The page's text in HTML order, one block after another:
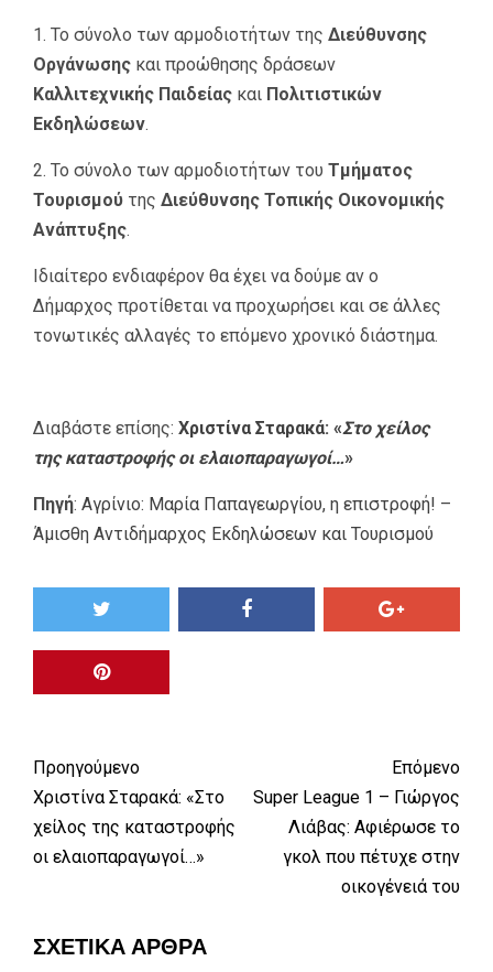
1. Το σύνολο των αρμοδιοτήτων της Διεύθυνσης
Οργάνωσης και προώθησης δράσεων
Καλλιτεχνικής Παιδείας και Πολιτιστικών
Εκδηλώσεων.
2. Το σύνολο των αρμοδιοτήτων του Τμήματος
Τουρισμού της Διεύθυνσης Τοπικής Οικονομικής
Ανάπτυξης.
Ιδιαίτερο ενδιαφέρον θα έχει να δούμε αν ο
Δήμαρχος προτίθεται να προχωρήσει και σε άλλες
τονωτικές αλλαγές το επόμενο χρονικό διάστημα.
Διαβάστε επίσης: Χριστίνα Σταρακά: «Στο χείλος
της καταστροφής οι ελαιοπαραγωγοί…»
Πηγή: Αγρίνιο: Μαρία Παπαγεωργίου, η επιστροφή! –
Άμισθη Αντιδήμαρχος Εκδηλώσεων και Τουρισμού
Προηγούμενο
Χριστίνα Σταρακά: «Στο
χείλος της καταστροφής
οι ελαιοπαραγωγοί…»
Επόμενο
Super League 1 – Γιώργος
Λιάβας: Αφιέρωσε το
γκολ που πέτυχε στην
οικογένειά του
ΣΧΕΤΙΚΆ ΆΡΘΡΑ